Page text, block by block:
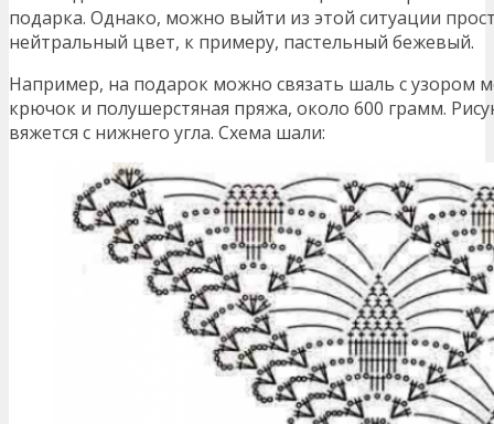
подарка. Однако, можно выйти из этой ситуации
нейтральный цвет, к примеру, пастельный бежевый.
Например, на подарок можно связать шаль с узором
крючок и полушерстяная пряжа, около 600 грамм.
вяжется с нижнего угла. Схема шали: